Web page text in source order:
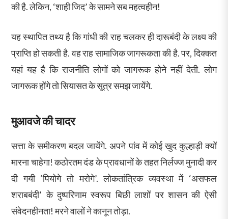
की है. लेकिन, ‘शाही जिद’ के सामने सब महत्वहीन!
यह स्थापित तथ्य है कि गांधी की राह चलकर ही दारूबंदी के लक्ष्य की
प्राप्ति हो सकती है. वह राह सामाजिक जागरूकता की है. पर, दिक्कत
यहां यह है कि राजनीति लोगों को जागरूक होने नहीं देती. लोग
जागरूक होंगे तो सियासत के सूत्र समझ जायेंगे.
मुआवजे की चादर
सत्ता के समीकरण बदल जायेंगे. अपने पांव में कोई खुद कुल्हाड़ी क्यों
मारना चाहेगा! कठोरतम दंड के प्रावधानों के तहत निर्लज्ज मुनादी कर
दी गयी ‘पियोगे तो मरोगे’. लोकतांत्रिक व्यवस्था में ‘असफल
शराबबंदी’ के दुष्परिणाम स्वरूप बिछी लाशों पर शासन की ऐसी
संवेदनहीनता! मरने वालों ने कानून तोड़ा.